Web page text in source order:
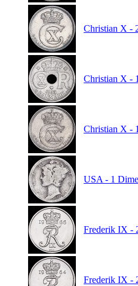
Christian X -
Christian X -
Christian X -
USA - 1
Frederik IX -
Frederik IX -